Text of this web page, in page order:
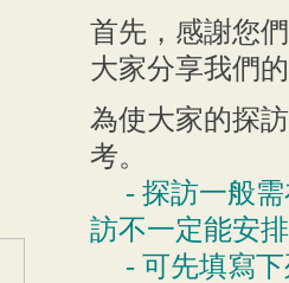
首先，感謝您
大家分享我們
為使大家的探
考。
- 探訪一般需
訪不一定能安
- 可先填寫下